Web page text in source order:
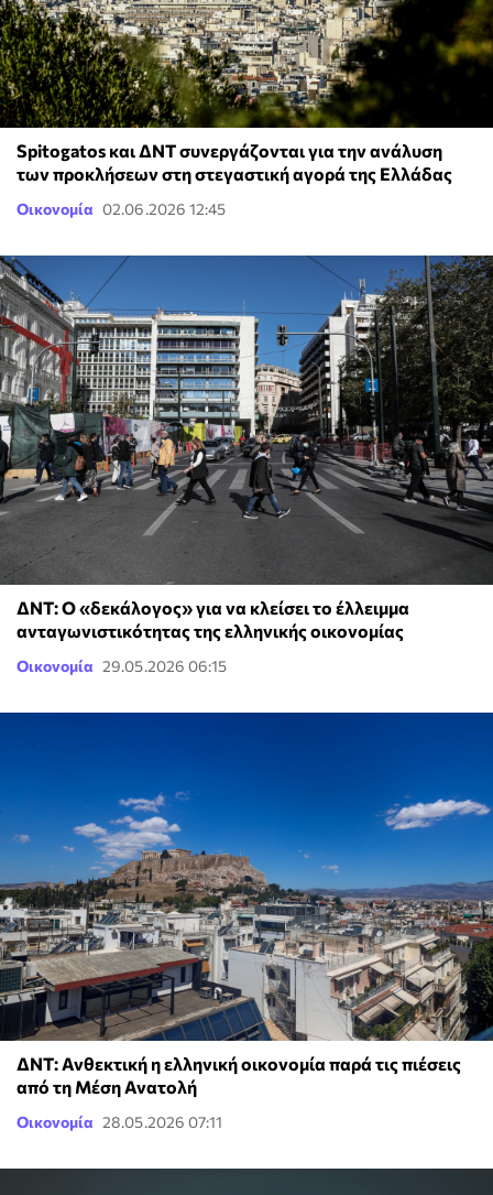
Spitogatos και ΔΝΤ συνεργάζονται για την ανάλυση
των προκλήσεων στη στεγαστική αγορά της Ελλάδας
Οικονομία 02.06.2026 12:45
ΔΝΤ: Ο «δεκάλογος» για να κλείσει το έλλειμμα
ανταγωνιστικότητας της ελληνικής οικονομίας
Οικονομία 29.05.2026 06:15
ΔΝΤ: Ανθεκτική η ελληνική οικονομία παρά τις πιέσεις
από τη Μέση Ανατολή
Οικονομία 28.05.2026 07:11